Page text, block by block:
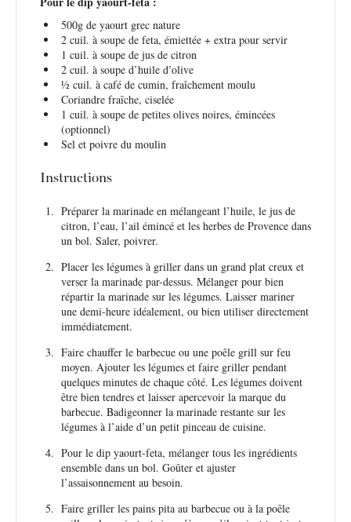
500gde yaourt grec nature
2cuil. à soupe de feta, émiettée + extra pour servir
1 cuil. à soupe de jus de citron
2cuil. à soupe d’huile d’olive
½cuil. à café de cumin, fraîchement moulu
Coriandre fraîche, ciselée
1 cuil. à soupe de petites olives noires, émincées
(optionnel)
Sel et poivre du moulin
Instructions
Préparer la marinade en mélangeant l’huile, le jus de
citron, l’eau, l’ail émincé et les herbes de Provence dans
un bol. Saler, poivrer.
Placer les légumes à griller dans un grand plat creux et
verser la marinade par-dessus. Mélanger pour bien
répartir la marinade sur les légumes. Laisser mariner
une demi-heure idéalement, ou bien utiliser directement
immédiatement.
Faire chauffer le barbecue ou une poêle grill sur feu
moyen. Ajouter les légumes et faire griller pendant
quelques minutes de chaque côté. Les légumes doivent
être bien tendres et laisser apercevoir la marque du
barbecue. Badigeonner la marinade restante sur les
légumes à l’aide d’un petit pinceau de cuisine.
Pour le dip yaourt-feta, mélanger tous les ingrédients
ensemble dans un bol. Goûter et ajuster
l’assaisonnement au besoin.
Faire griller les pains pita au barbecue ou à la poêle